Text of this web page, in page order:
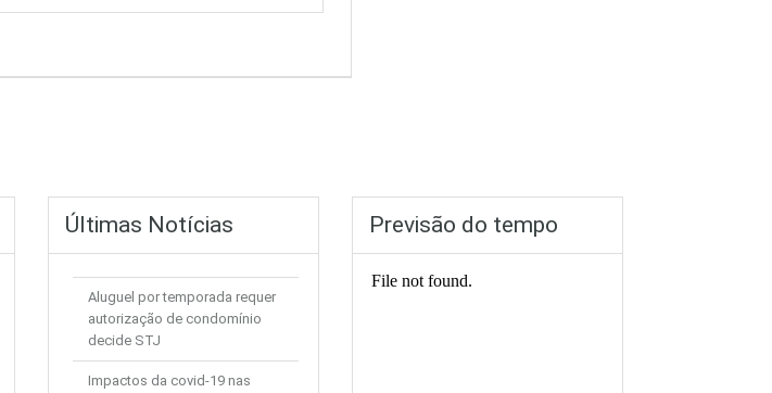
Últimas Notícias
Aluguel por temporada requer
autorização de condomínio
decide STJ
Impactos da covid-19 nas
Previsão do tempo